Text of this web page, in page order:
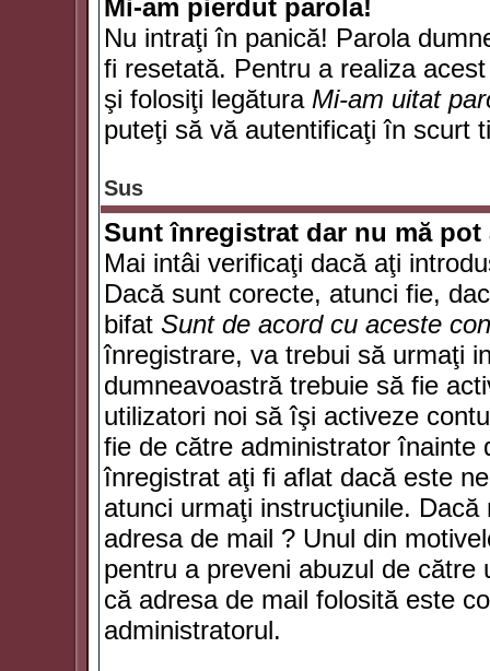
Mi-am pierdut parola!
Nu intraţi în panică! Parola
fi resetată. Pentru a realiza
şi folosiţi legătura Mi-am uitat
puteţi să vă autentificaţi în scurt
Sus
Sunt înregistrat dar nu mă
Mai intâi verificaţi dacă aţi
Dacă sunt corecte, atunci fie,
bifat Sunt de acord cu aceste
înregistrare, va trebui să urmaţi
dumneavoastră trebuie să fie
utilizatori noi să îşi activeze
fie de către administrator înainte
înregistrat aţi fi aflat dacă este
atunci urmaţi instrucţiunile.
adresa de mail ? Unul din
pentru a preveni abuzul de către
că adresa de mail folosită este
administratorul.